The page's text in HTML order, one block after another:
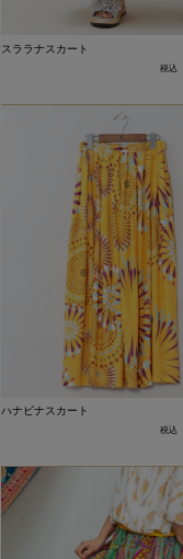
スララナスカート
ハナビナスカート